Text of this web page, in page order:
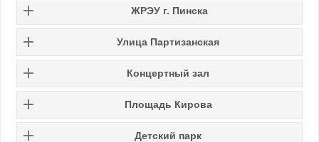
ЖРЭУ г. Пинска
Улица Партизанская
Концертный зал
Площадь Кирова
Детский парк